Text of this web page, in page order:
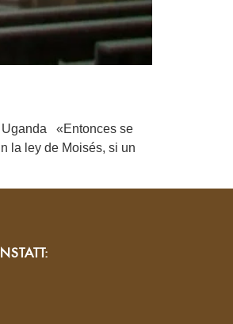
Uganda «Entonces se
la ley de Moisés, si un